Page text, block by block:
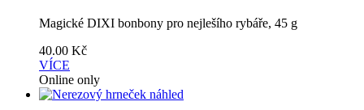
Magické DIXI bonbony pro nejlešího rybáře, 45 g
40.00 Kč
VÍCE
Online only
náhled